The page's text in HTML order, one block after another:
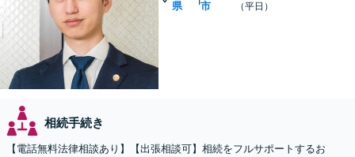
県
市
（平日）
相続手続き
【電話無料法律相談あり】【出張相談可】相続をフルサポートするお